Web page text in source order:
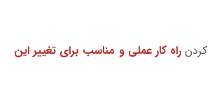
کردن راه کار عملی و مناسب برای تغییر این